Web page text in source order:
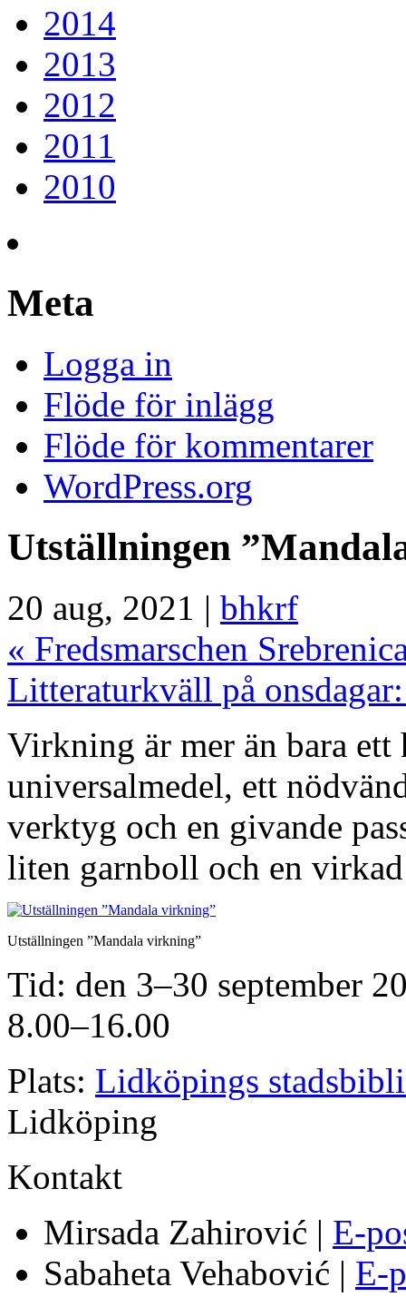
2014
2013
2012
2011
2010
Meta
Logga in
Flöde för inlägg
Flöde för kommentarer
WordPress.org
Utställningen
20 aug, 2021 | bhkrf
« Fredsmarschen
Litteraturkväll på
Virkning är mer än bara
universalmedel, ett
verktyg och en givande
liten garnboll och en
Utställningen ”Mandala virkning”
Tid: den 3–30 september
8.00–16.00
Plats: Lidköpings
Lidköping
Kontakt
Mirsada Zahirović | E-
Sabaheta Vehabović | E-